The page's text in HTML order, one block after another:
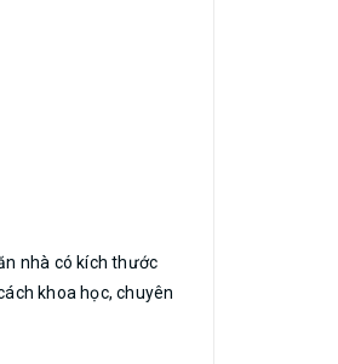
nhà có kích thước
khoa học, chuyên